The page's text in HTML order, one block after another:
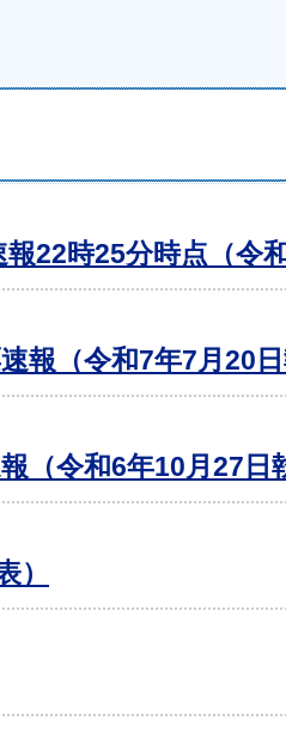
22時25分時点（令
報（令和7年7月20日
（令和6年10月27日
）